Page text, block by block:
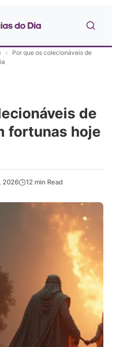
» Por que os colecionáveis de
de
fortunas hoje
2026 12 min Read